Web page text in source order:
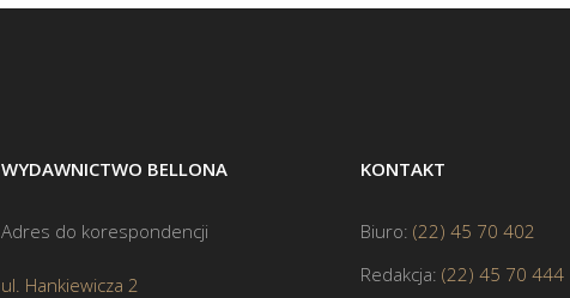
WYDAWNICTWO BELLONA
Adres do korespondencji
ul. Hankiewicza 2
KONTAKT
Biuro: (22) 45 70 402
Redakcja: (22) 45 70 444